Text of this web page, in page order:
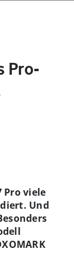
Pro-
Pro viele
Und